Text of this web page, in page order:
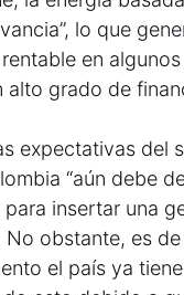
lo que
en
alto grado de
expectativas del
“aún debe
insertar una
No obstante, es
el país ya